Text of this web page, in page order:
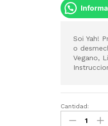
Soi Yah!
o
Vegano,
Soi
Yah!
Cantidad: